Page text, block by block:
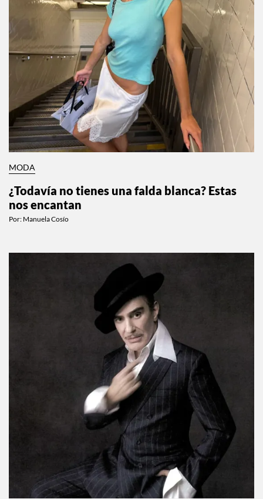
MODA
¿Todavía no tienes una falda blanca? Estas
nos encantan
Por: Manuela Cosío